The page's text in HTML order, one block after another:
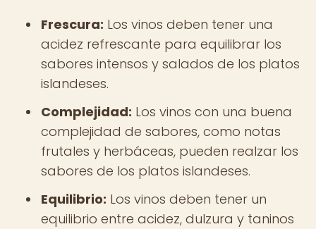
Frescura: Los vinos deben tener una
acidez refrescante para equilibrar los
sabores intensos y salados de los platos
islandeses.
Complejidad: Los vinos con una buena
complejidad de sabores, como notas
frutales y herbáceas, pueden realzar los
sabores de los platos islandeses.
Equilibrio: Los vinos deben tener un
equilibrio entre acidez, dulzura y taninos